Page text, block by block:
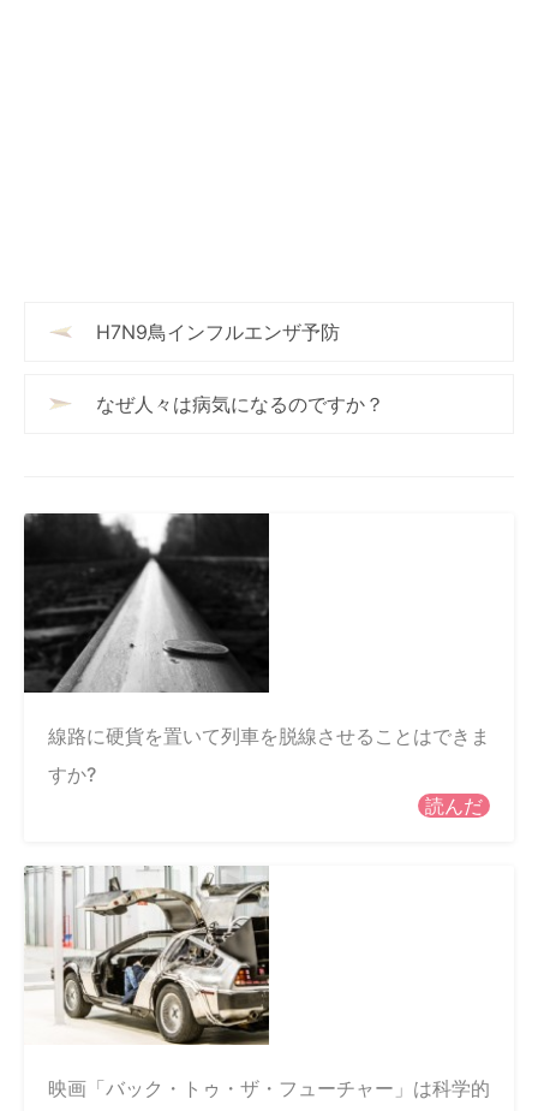
H7N9鳥インフルエンザ予防
なぜ人々は病気になるのですか？
線路に硬貨を置いて列車を脱線させることはできま
すか?
読んだ
映画「バック・トゥ・ザ・フューチャー」は科学的